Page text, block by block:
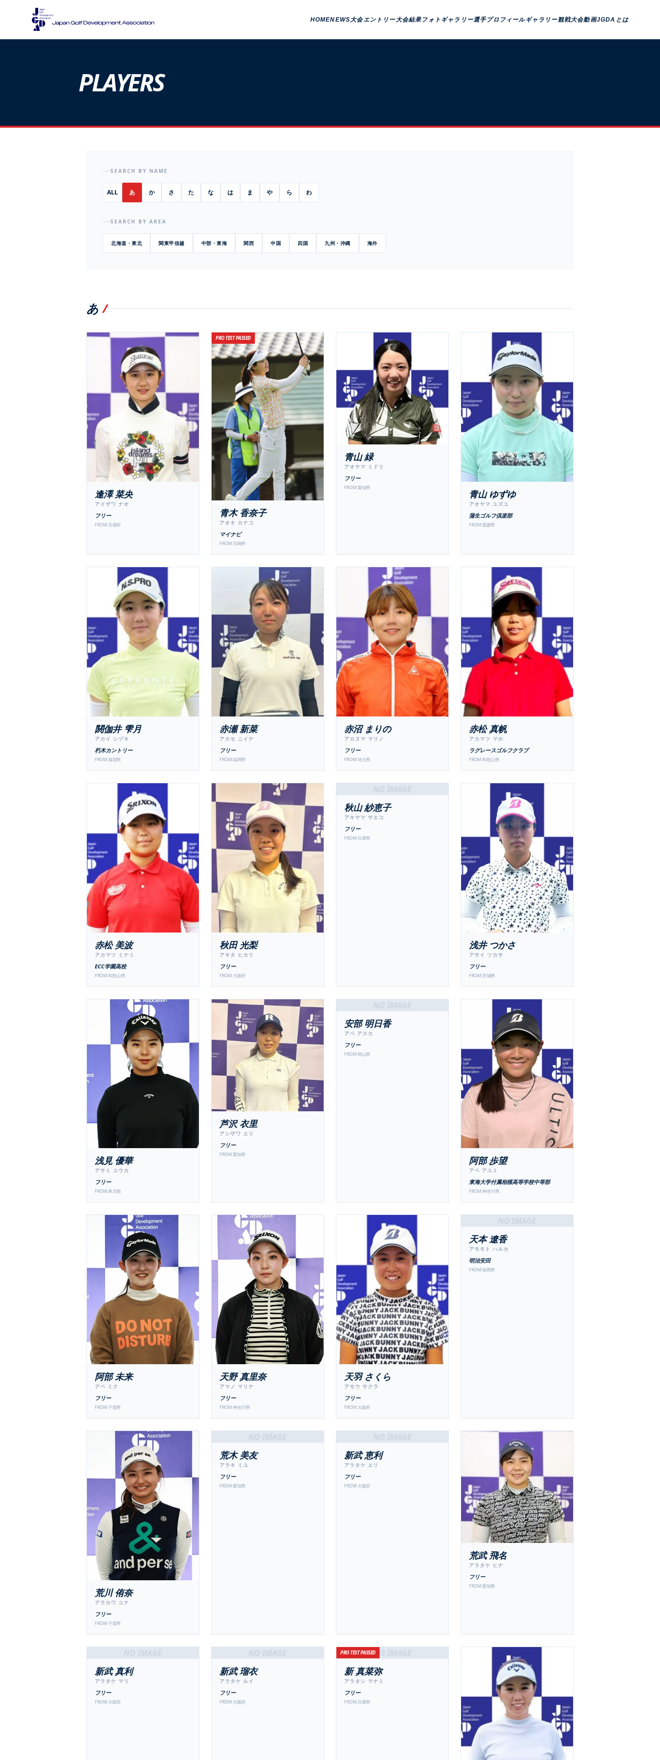
HOMENEWS 大会エントリー 大会結果 フォトギャラリー選手プロフィールギャラリー観戦大会動画JGDAとは
PLAYERS
SEARCH BY NAME
ALL あ か さ た な は ま や ら わ
SEARCH BY AREA
北海道・東北 関東甲信越 中部・東海 関西 中国 四国 九州・沖縄 海外
あ /
逢澤 菜央
アイザワ ナオ
フリー
FROM:京都府
PRO TEST PASSED
青木 香奈子
アオキ カナコ
マイナビ
FROM:宮崎県
青山 緑
アオヤマ ミドリ
フリー
FROM:愛知県
青山 ゆずゆ
アオヤマ ユズユ
蒲生ゴルフ倶楽部
FROM:愛媛県
閼伽井 雫月
アカイ シヅキ
朽木カントリー
FROM:滋賀県
赤瀬 新菜
アカセ ニイナ
フリー
FROM:福岡県
赤沼 まりの
アカヌマ マリノ
フリー
FROM:埼玉県
赤松 真帆
アカマツ マホ
ラグレースゴルフクラブ
FROM:和歌山県
赤松 美波
アカマツ ミナミ
ECC学園高校
FROM:和歌山県
秋田 光梨
アキタ ヒカリ
フリー
FROM:大阪府
秋山 紗恵子
アキヤマ サエコ
フリー
FROM:兵庫県
浅井 つかさ
アサイ ツカサ
フリー
FROM:茨城県
浅見 優華
アサミ ユウカ
フリー
FROM:東京都
芦沢 衣里
アシザワ エリ
フリー
FROM:愛知県
安部 明日香
アベ アスカ
フリー
FROM:岡山県
阿部 歩望
アベ アユミ
東海大学付属相模高等学校中等部
FROM:神奈川県
阿部 未来
アベ ミク
フリー
FROM:千葉県
天野 真里奈
アマノ マリナ
フリー
FROM:神奈川県
天羽 さくら
アモウ サクラ
フリー
FROM:大阪府
天本 遼香
アモモト ハルカ
明治安田
FROM:福岡県
荒川 侑奈
アラカワ ユナ
フリー
FROM:千葉県
荒木 美友
アラキ ミユ
フリー
FROM:愛知県
新武 恵利
アラタケ エリ
フリー
FROM:大阪府
荒武 飛名
アラタケ ヒナ
フリー
FROM:愛知県
新武 真利
アラタケ マリ
フリー
FROM:大阪府
新武 瑠衣
アラタケ ルイ
フリー
FROM:大阪府
NO IMAGE
PRO TEST PASSED
新 真菜弥
アラタシ マナミ
フリー
FROM:兵庫県